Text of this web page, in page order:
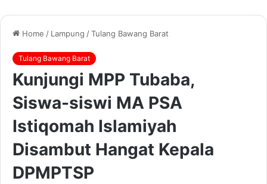
Home / Lampung /Tulang Bawang Barat
Tulang Bawang Barat
Kunjungi MPP Tubaba,
Siswa-siswi MA PSA
Istiqomah Islamiyah
Disambut Hangat Kepala
DPMPTSP